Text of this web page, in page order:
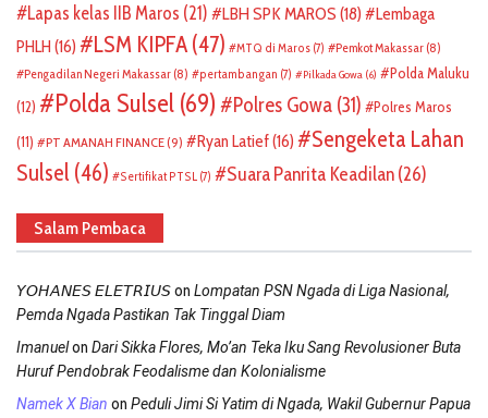
Lapas kelas IIB Maros (21) LBH SPK MAROS (18)
Lembaga
PHLH (16) LSM KIPFA (47) MTQ di Maros (7) Pemkot Makassar (8)
Pengadilan Negeri Makassar (8) pertambangan (7) Pilkada Gowa (6)
Polda Maluku
(12)
Polda Sulsel (69) Polres Gowa (31)
Polres Maros
(11)
PT AMANAH FINANCE(9) Ryan Latief(16)
Sengeketa Lahan
Sulsel (46) Sertifikat PTSL (7) Suara Panrita Keadilan(26)
Salam Pembaca
𝘠𝘖𝘏𝘈𝘕𝘌𝘚 𝘌𝘓𝘌𝘛𝘙𝘐𝘜𝘚on Lompatan PSN Ngada di Liga Nasional,
Pemda Ngada Pastikan Tak Tinggal Diam
Imanuelon Dari Sikka Flores, Mo’an Teka Iku Sang Revolusioner Buta
Huruf Pendobrak Feodalisme dan Kolonialisme
Namek X Bian on Peduli Jimi Si Yatim di Ngada, Wakil Gubernur Papua